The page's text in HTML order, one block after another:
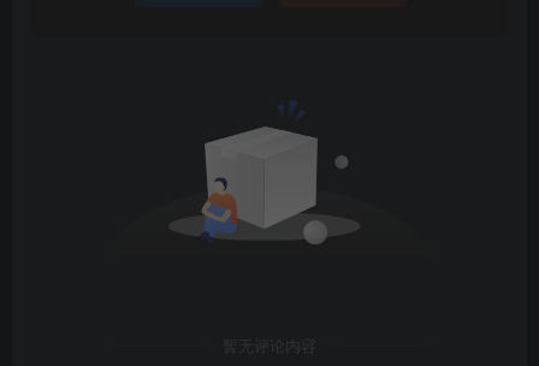
暂无评论内容